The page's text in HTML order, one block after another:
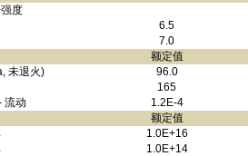
度
6.5
7.0
额定值
未退火)
96.0
165
流动
1.2E-4
额定值
1.0E+16
1.0E+14